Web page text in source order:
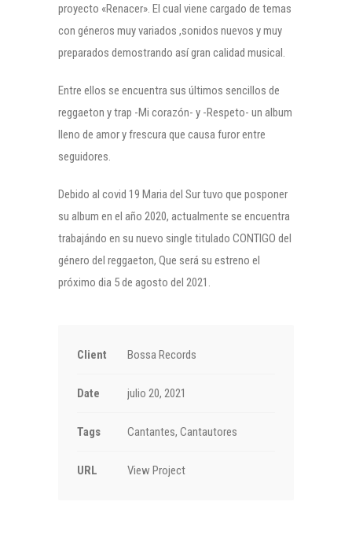
proyecto «Renacer». El cual viene cargado de temas
con géneros muy variados ,sonidos nuevos y muy
preparados demostrando así gran calidad musical.
Entre ellos se encuentra sus últimos sencillos de
reggaeton y trap -Mi corazón- y -Respeto- un album
lleno de amor y frescura que causa furor entre
seguidores.
Debido al covid 19 Maria del Sur tuvo que posponer
su album en el año 2020, actualmente se encuentra
trabajándo en su nuevo single titulado CONTIGO del
género del reggaeton, Que será su estreno el
próximo dia 5 de agosto del 2021.
Client Bossa Records
Date julio 20, 2021
Tags Cantantes, Cantautores
URL View Project